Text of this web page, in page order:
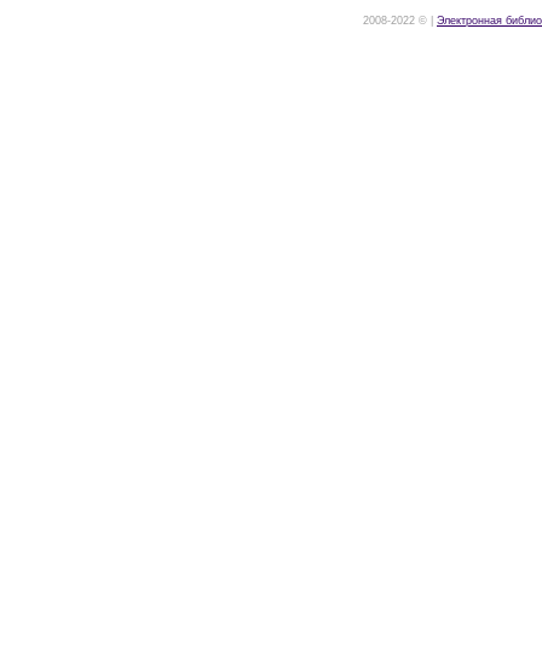
2008-2022 © | Электронная